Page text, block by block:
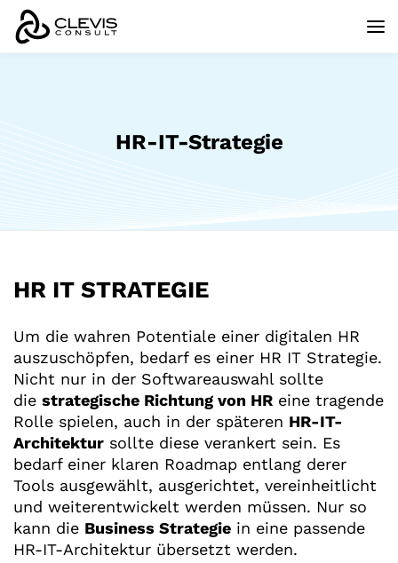
HR-IT-Strategie
HR IT STRATEGIE
Um die wahren Potentiale einer digitalen HR
auszuschöpfen, bedarf es einer HR IT Strategie.
Nicht nur in der Softwareauswahl sollte
die strategische Richtung von HR eine tragende
Rolle spielen, auch in der späteren HR-IT-
Architektur sollte diese verankert sein. Es
bedarf einer klaren Roadmap entlang derer
Tools ausgewählt, ausgerichtet, vereinheitlicht
und weiterentwickelt werden müssen. Nur so
kann die Business Strategie in eine passende
HR-IT-Architektur übersetzt werden.